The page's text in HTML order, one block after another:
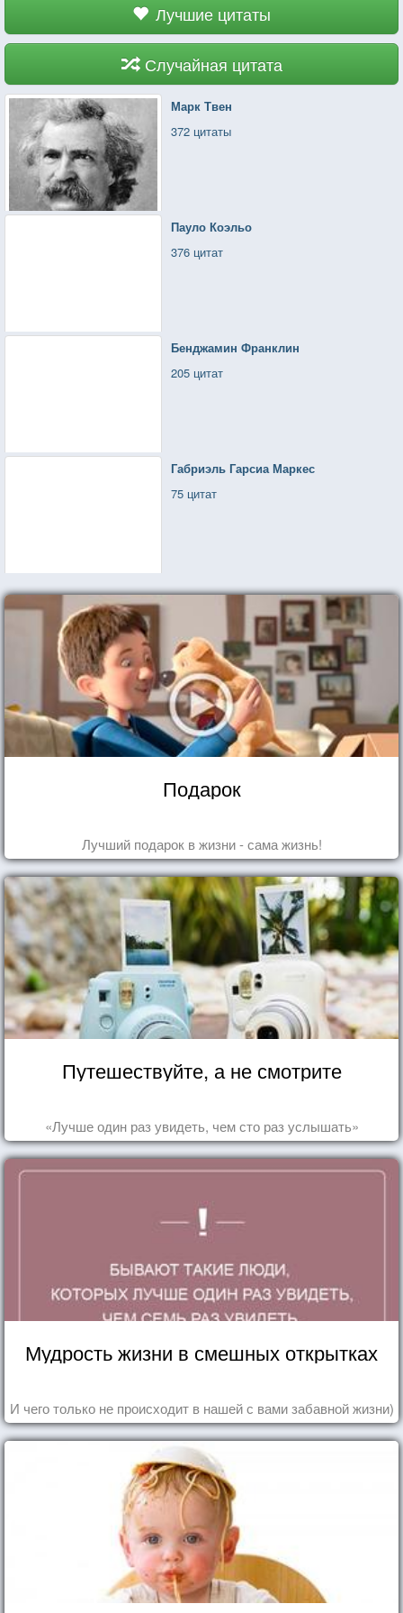
Лучшие цитаты
Случайная цитата
Марк Твен
372 цитаты
Пауло Коэльо
376 цитат
Бенджамин Франклин
205 цитат
Габриэль Гарсиа Маркес
75 цитат
Подарок
Лучший подарок в жизни - сама жизнь!
Путешествуйте, а не смотрите
«Лучше один раз увидеть, чем сто раз услышать»
Мудрость жизни в смешных открытках
И чего только не происходит в нашей с вами забавной жизни)